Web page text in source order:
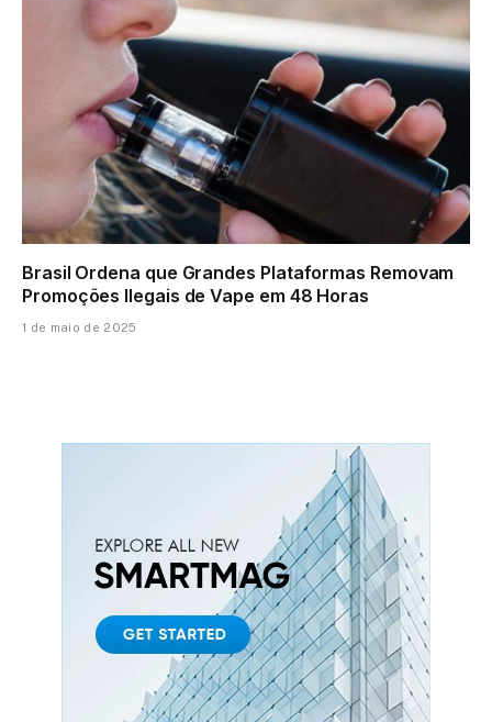
Brasil Ordena que Grandes Plataformas Removam
Promoções Ilegais de Vape em 48 Horas
1 de maio de 2025